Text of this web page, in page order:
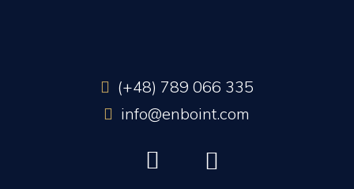
(+48) 789 066 335
info@enboint.com